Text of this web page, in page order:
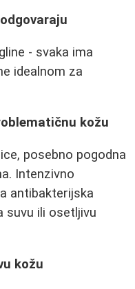
- svaka ima
idealnom za
kožu
posebno pogodna
Intenzivno
antibakterijska
suvu ili osetljivu
kožu